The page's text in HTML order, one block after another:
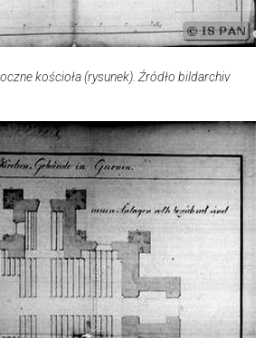
kościoła (rysunek). Źródło bildarchiv